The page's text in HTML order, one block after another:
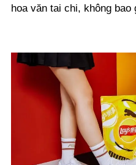
hoa văn tai chi, không